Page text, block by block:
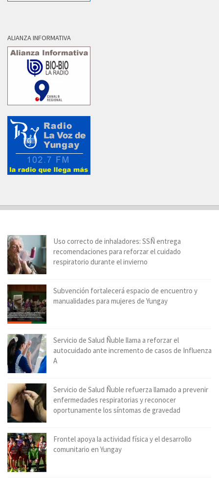
ALIANZA INFORMATIVA
Uso correcto de inhaladores: SSÑ entrega
recomendaciones para reforzar el cuidado
respiratorio durante el invierno
Subvención fortalecerá espacio de encuentro y
manualidades para mujeres de Yungay
Servicio de Salud Ñuble llama a reforzar el
autocuidado ante incremento de casos de Influenza
A
Servicio de Salud Ñuble refuerza llamado a prevenir
enfermedades respiratorias y reconocer
oportunamente los síntomas de gravedad
Frontel apoya la actividad física y el desarrollo
comunitario en Yungay